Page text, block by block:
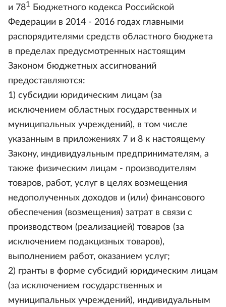
и 781 Бюджетного кодекса Российской
Федерации в 2014 - 2016 годах главными
распорядителями средств областного бюджета
в пределах предусмотренных настоящим
Законом бюджетных ассигнований
предоставляются:
1) субсидии юридическим лицам (за
исключением областных государственных и
муниципальных учреждений), в том числе
указанным в приложениях 7 и 8 к настоящему
Закону, индивидуальным предпринимателям, а
также физическим лицам - производителям
товаров, работ, услуг в целях возмещения
недополученных доходов и (или) финансового
обеспечения (возмещения) затрат в связи с
производством (реализацией) товаров (за
исключением подакцизных товаров),
выполнением работ, оказанием услуг;
2) гранты в форме субсидий юридическим лицам
(за исключением государственных и
муниципальных учреждений), индивидуальным